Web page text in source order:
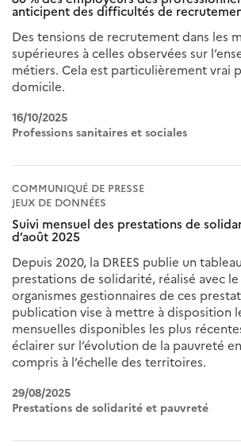
anticipent des difficultés de
Des tensions de recrutement dans les
supérieures à celles observées sur
métiers. Cela est particulièrement vrai
domicile.
16/10/2025
Professions sanitaires et sociales
COMMUNIQUÉ DE PRESSE
JEUX DE DONNÉES
Suivi mensuel des prestations de
d’août 2025
Depuis 2020, la DREES publie un
prestations de solidarité, réalisé avec
organismes gestionnaires de ces
publication vise à mettre à disposition
mensuelles disponibles les plus
éclairer sur l’évolution de la pauvreté
compris à l’échelle des territoires.
29/08/2025
Prestations de solidarité et pauvreté